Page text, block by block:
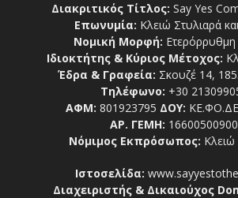
Διακριτικός Τίτλος: Say Yes
Επωνυμία: Κλειώ Στυλιαρά
Νομική Μορφή: Ετερόρρυθμη
Ιδιοκτήτης & Κύριος Μέτοχος:
Έδρα & Γραφεία: Σκουζέ 14,
Τηλέφωνο: +30
ΑΦΜ: 801923795 ΔΟΥ:
ΑΡ. ΓΕΜΗ:
Νόμιμος Εκπρόσωπος: Κλειώ
Ιστοσελίδα:
Διαχειριστής & Δικαιούχος